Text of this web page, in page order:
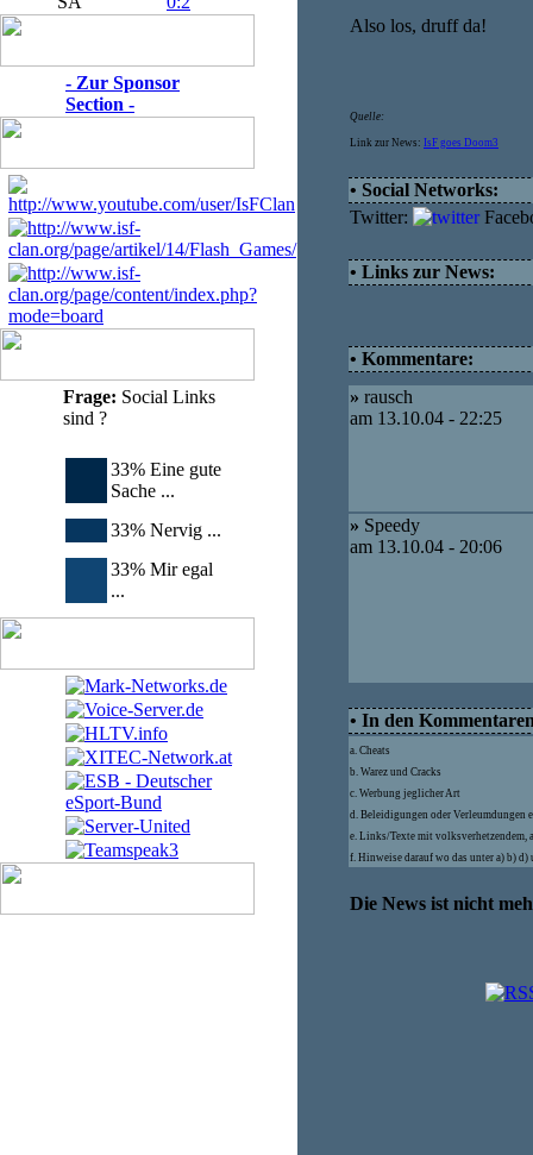
- Zur Sponsor
Section -
Frage: Social Links
sind ?
33% Eine gute
Sache ...
33% Nervig ...
33% Mir egal
...
Also los, druff da!
Quelle:
Link zur News: IsF goes Doom3
• Social Networks:
Twitter:
• Links zur News:
• Kommentare:
» rausch
am 13.10.04 - 22:25
» Speedy
am 13.10.04 - 20:06
• In den
a. Cheats
b. Warez und Cracks
c. Werbung jeglicher Art
d. Beleidigungen oder Verleumdungen
e. Links/Texte mit volksverhetzendem,
f. Hinweise darauf wo das unter a) b)
Die News ist nicht